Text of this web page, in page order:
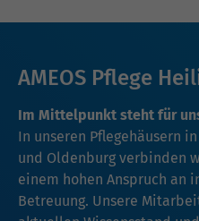
AMEOS Pflege
Im Mittelpunkt steht für
In unseren Pflegehäusern
und Oldenburg verbinden
einem hohen Anspruch an
Betreuung. Unsere